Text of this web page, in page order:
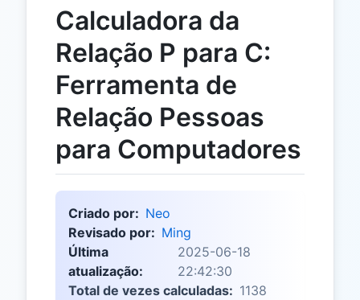
Calculadora da
Relação P para C:
Ferramenta de
Relação Pessoas
para Computadores
Criado por: Neo
Revisado por: Ming
Última
atualização:
2025-06-18
22:42:30
Total de vezes calculadas: 1138